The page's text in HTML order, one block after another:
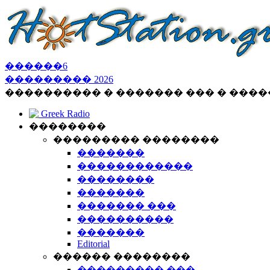
������6
��������� 2026
���������� � ������� ��� �
Greek Radio
��������
��������� ��������
�������
������������
��������
�������
������� ���
����������
�������
Editorial
������ ��������